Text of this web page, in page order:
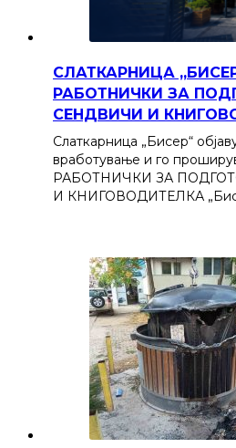
СЛАТКАРНИЦА
РАБОТНИЧКИ ЗА
СЕНДВИЧИ И
Слаткарница „Бисер“
вработување и го
РАБОТНИЧКИ ЗА
И КНИГОВОДИТЕЛКА